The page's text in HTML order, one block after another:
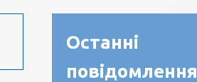
Останні
повідомлення